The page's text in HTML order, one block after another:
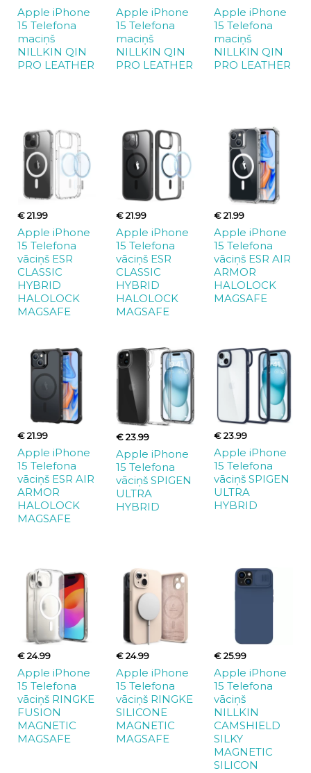
Apple iPhone
15 Telefona
maciņš
NILLKIN QIN
PRO LEATHER
Apple iPhone
15 Telefona
maciņš
NILLKIN QIN
PRO LEATHER
Apple iPhone
15 Telefona
maciņš
NILLKIN QIN
PRO LEATHER
€ 21.99
Apple iPhone
15 Telefona
vāciņš ESR
CLASSIC
HYBRID
HALOLOCK
MAGSAFE
€ 21.99
Apple iPhone
15 Telefona
vāciņš ESR
CLASSIC
HYBRID
HALOLOCK
MAGSAFE
€ 21.99
Apple iPhone
15 Telefona
vāciņš ESR AIR
ARMOR
HALOLOCK
MAGSAFE
€ 21.99
Apple iPhone
15 Telefona
vāciņš ESR AIR
ARMOR
HALOLOCK
MAGSAFE
€ 23.99
Apple iPhone
15 Telefona
vāciņš SPIGEN
ULTRA
HYBRID
€ 23.99
Apple iPhone
15 Telefona
vāciņš SPIGEN
ULTRA
HYBRID
€ 24.99
Apple iPhone
15 Telefona
vāciņš RINGKE
FUSION
MAGNETIC
MAGSAFE
€ 24.99
Apple iPhone
15 Telefona
vāciņš RINGKE
SILICONE
MAGNETIC
MAGSAFE
€ 25.99
Apple iPhone
15 Telefona
vāciņš
NILLKIN
CAMSHIELD
SILKY
MAGNETIC
SILICON